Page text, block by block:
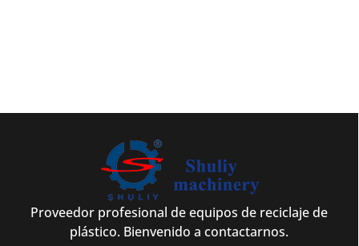
Proveedor profesional de equipos de reciclaje de
plástico. Bienvenido a contactarnos.